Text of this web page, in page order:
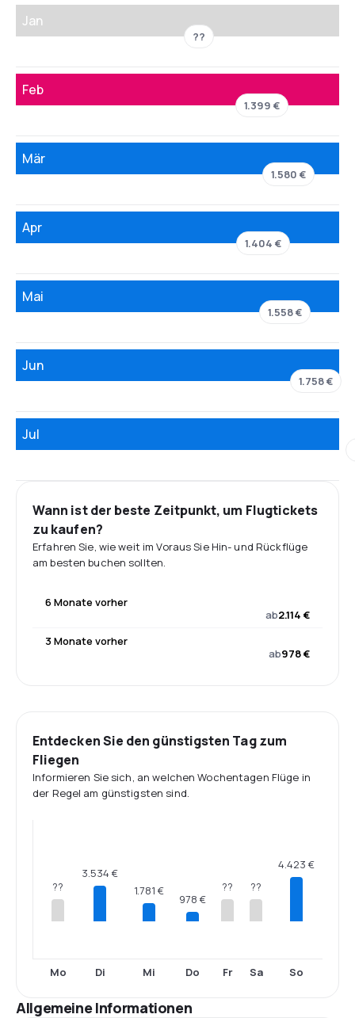
Jan
??
Feb
1.399 €
Mär
1.580 €
Apr
1.404 €
Mai
1.558 €
Jun
1.758 €
Jul
Wann ist der beste Zeitpunkt, um Flugtickets
zu kaufen?
Erfahren Sie, wie weit im Voraus Sie Hin- und Rückflüge
am besten buchen sollten.
6 Monate vorher
ab2.114 €
3 Monate vorher
ab978 €
Entdecken Sie den günstigsten Tag zum
Fliegen
Informieren Sie sich, an welchen Wochentagen Flüge in
der Regel am günstigsten sind.
??
Mo
3.534 €
Di
1.781 €
Mi
978 €
Do
??
Fr
??
Sa
4.423 €
So
Allgemeine Informationen